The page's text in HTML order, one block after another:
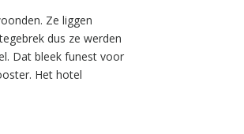
Ze liggen
dus ze werden
Dat bleek funest voor
Het hotel